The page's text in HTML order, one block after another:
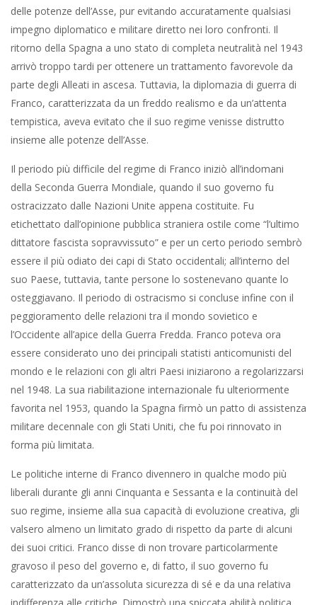
delle potenze dell’Asse, pur evitando accuratamente qualsiasi
impegno diplomatico e militare diretto nei loro confronti. Il
ritorno della Spagna a uno stato di completa neutralità nel 1943
arrivò troppo tardi per ottenere un trattamento favorevole da
parte degli Alleati in ascesa. Tuttavia, la diplomazia di guerra di
Franco, caratterizzata da un freddo realismo e da un’attenta
tempistica, aveva evitato che il suo regime venisse distrutto
insieme alle potenze dell’Asse.
Il periodo più difficile del regime di Franco iniziò all’indomani
della Seconda Guerra Mondiale, quando il suo governo fu
ostracizzato dalle Nazioni Unite appena costituite. Fu
etichettato dall’opinione pubblica straniera ostile come “l’ultimo
dittatore fascista sopravvissuto” e per un certo periodo sembrò
essere il più odiato dei capi di Stato occidentali; all’interno del
suo Paese, tuttavia, tante persone lo sostenevano quante lo
osteggiavano. Il periodo di ostracismo si concluse infine con il
peggioramento delle relazioni tra il mondo sovietico e
l’Occidente all’apice della Guerra Fredda. Franco poteva ora
essere considerato uno dei principali statisti anticomunisti del
mondo e le relazioni con gli altri Paesi iniziarono a regolarizzarsi
nel 1948. La sua riabilitazione internazionale fu ulteriormente
favorita nel 1953, quando la Spagna firmò un patto di assistenza
militare decennale con gli Stati Uniti, che fu poi rinnovato in
forma più limitata.
Le politiche interne di Franco divennero in qualche modo più
liberali durante gli anni Cinquanta e Sessanta e la continuità del
suo regime, insieme alla sua capacità di evoluzione creativa, gli
valsero almeno un limitato grado di rispetto da parte di alcuni
dei suoi critici. Franco disse di non trovare particolarmente
gravoso il peso del governo e, di fatto, il suo governo fu
caratterizzato da un’assoluta sicurezza di sé e da una relativa